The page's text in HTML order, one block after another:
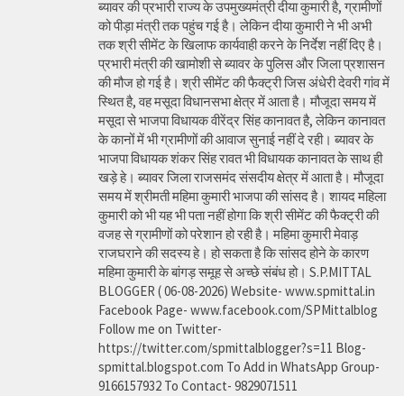
ब्यावर की प्रभारी राज्य के उपमुख्यमंत्री दीया कुमारी है, ग्रामीणों
को पीड़ा मंत्री तक पहुंच गई है। लेकिन दीया कुमारी ने भी अभी
तक श्री सीमेंट के खिलाफ कार्यवाही करने के निर्देश नहीं दिए है।
प्रभारी मंत्री की खामोशी से ब्यावर के पुलिस और जिला प्रशासन
की मौज हो गई है। श्री सीमेंट की फैक्ट्री जिस अंधेरी देवरी गांव में
स्थित है, वह मसूदा विधानसभा क्षेत्र में आता है। मौजूदा समय में
मसूदा से भाजपा विधायक वीरेंद्र सिंह कानावत है, लेकिन कानावत
के कानों में भी ग्रामीणों की आवाज सुनाई नहीं दे रही। ब्यावर के
भाजपा विधायक शंकर सिंह रावत भी विधायक कानावत के साथ ही
खड़े हे। ब्यावर जिला राजसमंद संसदीय क्षेत्र में आता है। मौजूदा
समय में श्रीमती महिमा कुमारी भाजपा की सांसद है। शायद महिला
कुमारी को भी यह भी पता नहीं होगा कि श्री सीमेंट की फैक्ट्री की
वजह से ग्रामीणों को परेशान हो रही है। महिमा कुमारी मेवाड़
राजघराने की सदस्य हे। हो सकता है कि सांसद होने के कारण
महिमा कुमारी के बांगड़ समूह से अच्छे संबंध हो। S.P.MITTAL
BLOGGER ( 06-08-2026) Website- www.spmittal.in
Facebook Page- www.facebook.com/SPMittalblog
Follow me on Twitter-
https://twitter.com/spmittalblogger?s=11 Blog-
spmittal.blogspot.com To Add in WhatsApp Group-
9166157932 To Contact- 9829071511